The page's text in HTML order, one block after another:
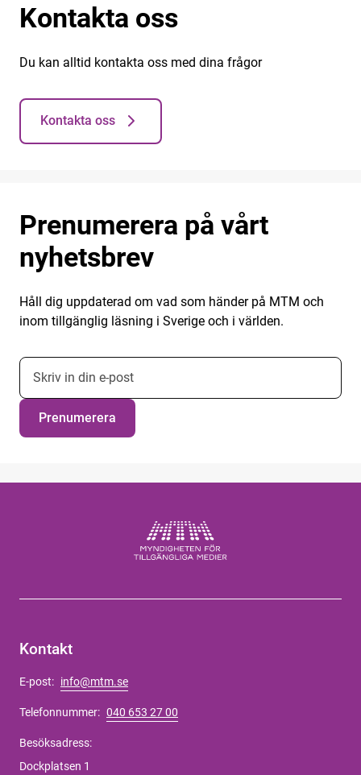
Kontakta oss
Du kan alltid kontakta oss med dina frågor
Kontakta oss
Prenumerera på vårt
nyhetsbrev
Håll dig uppdaterad om vad som händer på MTM och
inom tillgänglig läsning i Sverige och i världen.
E-postadress nyhetsbrevsprenumeration
Prenumerera
Kontakt
E-post: info@mtm.se
Telefonnummer: 040 653 27 00
Besöksadress:
Dockplatsen 1